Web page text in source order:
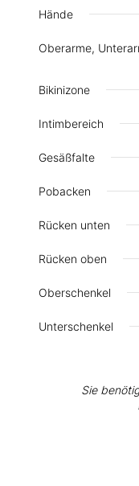
Hände
Oberarme,
Bikinizone
Intimbereich
Gesäßfalte
Pobacken
Rücken unten
Rücken oben
Oberschenkel
Unterschenkel
Sie